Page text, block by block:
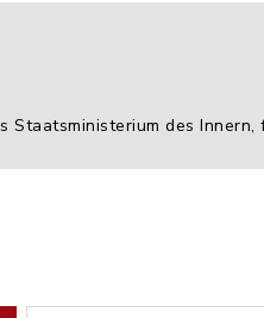
Staatsministerium des